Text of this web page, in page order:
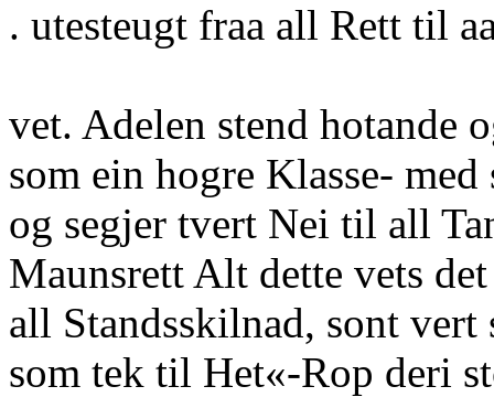
. utesteugt fraa all Rett til
vet. Adelen stend hotande
som ein hogre Klasse- med
og segjer tvert Nei til all
Maunsrett Alt dette vets
all Standsskilnad, sont vert
som tek til Het«-Rop deri